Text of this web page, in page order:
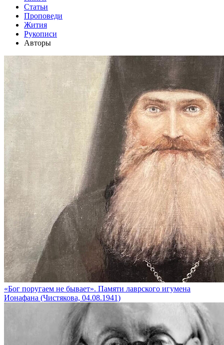
Статьи
Проповеди
Жития
Рукописи
Авторы
«Бог поругаем не бывает». Памяти лаврского игумена
Ионафана (Чистякова, 04.08.1941)